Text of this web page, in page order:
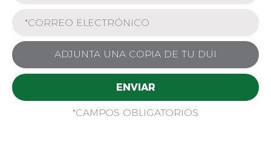
ADJUNTA UNA COPIA DE TU DUI
ENVIAR
*CAMPOS OBLIGATORIOS